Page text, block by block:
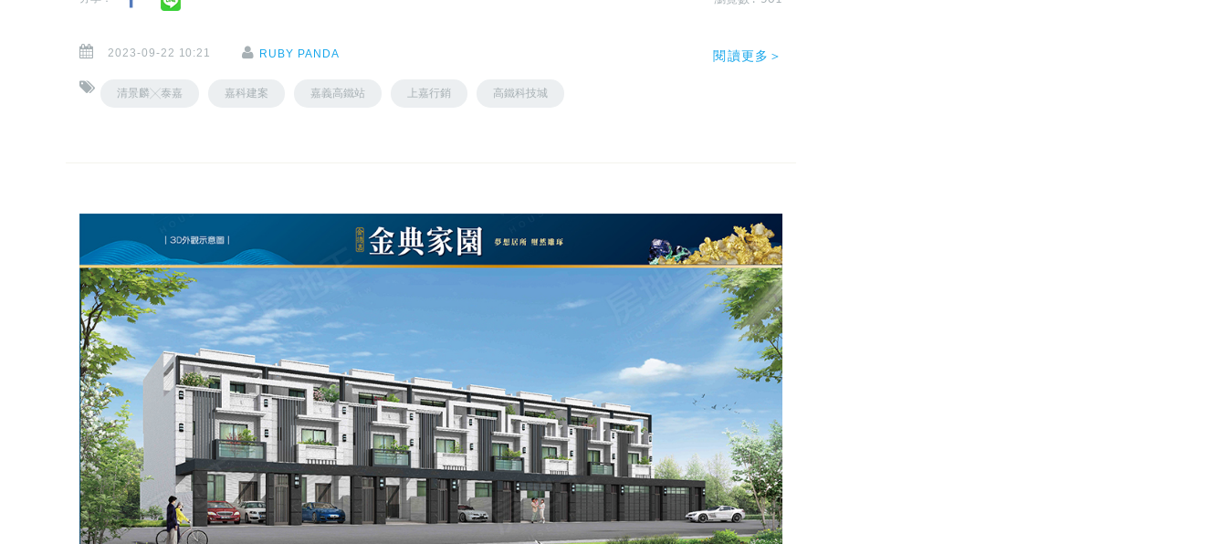
2023-09-22 10:21 RUBY PANDA
清景麟╳泰嘉 嘉科建案 嘉義高鐵站 上嘉行銷 高鐵科技城
閱讀更多＞